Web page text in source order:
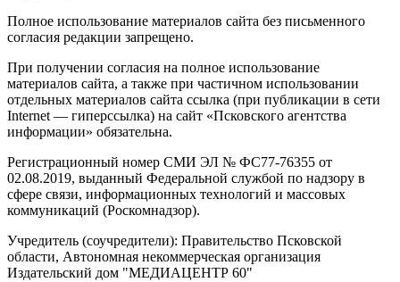
Полное использование материалов сайта без письменного
согласия редакции запрещено.
При получении согласия на полное использование
материалов сайта, а также при частичном использовании
отдельных материалов сайта ссылка (при публикации в сети
Internet — гиперссылка) на сайт «Псковского агентства
информации» обязательна.
Регистрационный номер СМИ ЭЛ № ФС77-76355 от
02.08.2019, выданный Федеральной службой по надзору в
сфере связи, информационных технологий и массовых
коммуникаций (Роскомнадзор).
Учредитель (соучредители): Правительство Псковской
области, Автономная некоммерческая организация
Издательский дом "МЕДИАЦЕНТР 60"